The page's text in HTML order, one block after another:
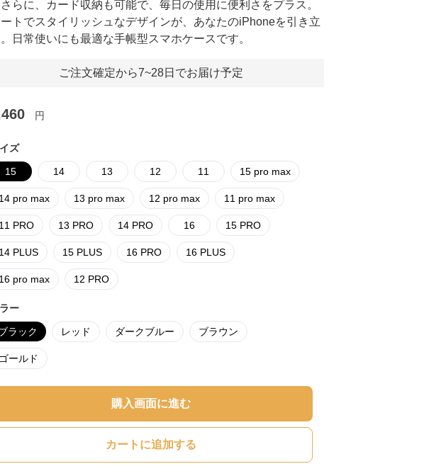
らに、カード収納も可能で、毎日の使用に便利さをプラス。
トでスタイリッシュなデザインが、あなたのiPhoneを引き立
日常使いにも最適な手帳型スマホケースです。
ご注文確定から7~28日でお届け予定
円
ズ
15 14 13 12 11 15 pro max
14 pro max 13 pro max 12 pro max 11 pro max
11 PRO 13 PRO 14 PRO 16 15 PRO
14 PLUS 15 PLUS 16 PRO 16 PLUS
16 pro max 12 PRO
ー
ラック レッド ダークブルー ブラウン
ゴールド
購入画面に進む
カートに追加する